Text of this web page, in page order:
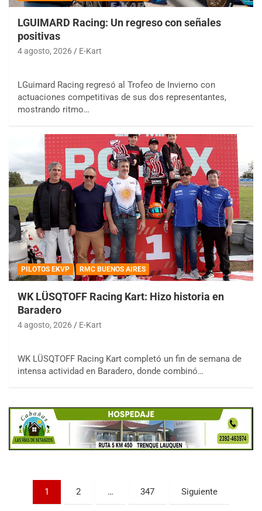
LGUIMARD Racing: Un regreso con señales
positivas
4 agosto, 2026 E-Kart
LGuimard Racing regresó al Trofeo de Invierno con
actuaciones competitivas de sus dos representantes,
mostrando ritmo…
PILOTOS EKVP RMC BUENOS AIRES
WK LÜSQTOFF Racing Kart: Hizo historia en
Baradero
4 agosto, 2026 E-Kart
WK LÜSQTOFF Racing Kart completó un fin de semana de
intensa actividad en Baradero, donde combinó…
Paginación
1 2 … 347 Siguiente
08/09-AGO
Ramiro Tot (Asfalto)
KDO - F6
Ciudad de Trenque Lauquen (Asfalto)
Trenque Lauquen (Buenos Aires)
Parque de la Velocidad (Asfalto)
Villaguay (Entre Ríos)